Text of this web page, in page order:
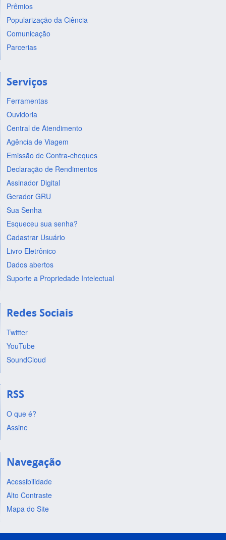
Prêmios
Popularização da Ciência
Comunicação
Parcerias
Serviços
Ferramentas
Ouvidoria
Central de Atendimento
Agência de Viagem
Emissão de Contra-cheques
Declaração de Rendimentos
Assinador Digital
Gerador GRU
Sua Senha
Esqueceu sua senha?
Cadastrar Usuário
Livro Eletrônico
Dados abertos
Suporte a Propriedade Intelectual
Redes Sociais
Twitter
YouTube
SoundCloud
RSS
O que é?
Assine
Navegação
Acessibilidade
Alto Contraste
Mapa do Site